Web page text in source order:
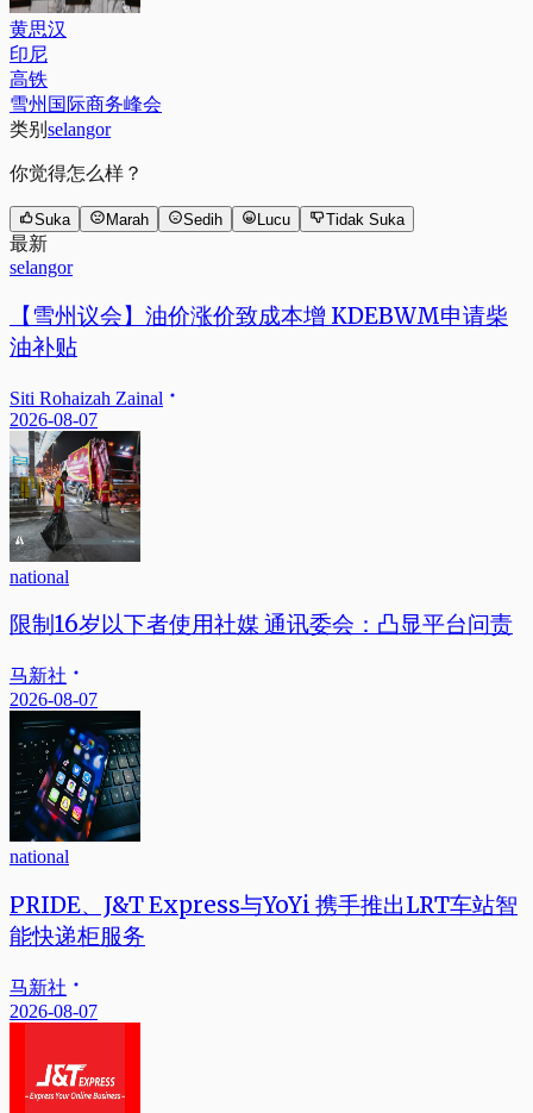
黄思汉
印尼
高铁
雪州国际商务峰会
类别 selangor
你觉得怎么样？
Suka Marah Sedih Lucu Tidak Suka
最新
selangor
【雪州议会】油价涨价致成本增 KDEBWM申请柴
油补贴
Siti Rohaizah Zainal
2026-08-07
national
限制16岁以下者使用社媒 通讯委会：凸显平台问责
马新社
2026-08-07
national
PRIDE、J&T Express与YoYi 携手推出LRT车站智
能快递柜服务
马新社
2026-08-07